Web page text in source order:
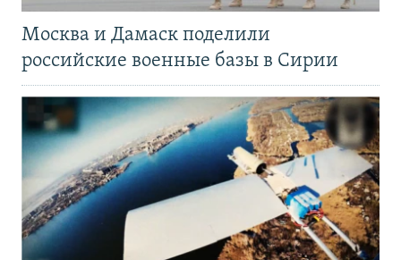
Москва и Дамаск поделили
российские военные базы в Сирии